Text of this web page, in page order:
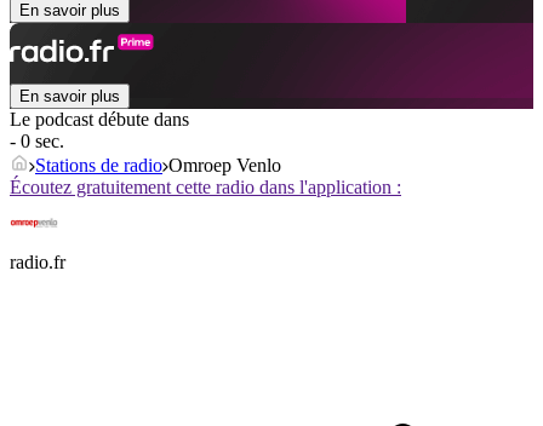
En savoir plus
En savoir plus
Le podcast débute dans
- 0 sec.
Stations de radio Omroep Venlo
Écoutez gratuitement cette radio dans l'application :
radio.fr